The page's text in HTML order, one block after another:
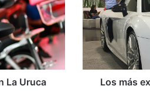
La Uruca
m
á
s
e
x
c
Los más